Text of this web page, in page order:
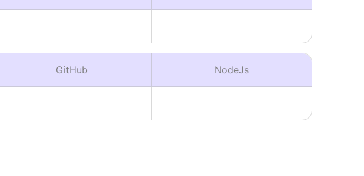
GitHub NodeJs